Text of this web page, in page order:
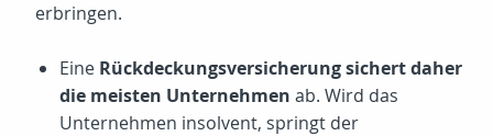
erbringen.
Eine Rückdeckungsversicherung sichert daher
die meisten Unternehmen ab. Wird das
Unternehmen insolvent, springt der